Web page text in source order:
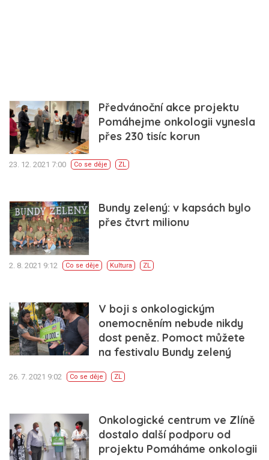
Předvánoční akce projektu
Pomáhejme onkologii vynesla
přes 230 tisíc korun
23. 12. 2021 7:00 Co se děje ZL
Bundy zelený: v kapsách bylo
přes čtvrt milionu
2. 8. 2021 9:12 Co se děje Kultura ZL
V boji s onkologickým
onemocněním nebude nikdy
dost peněz. Pomoct můžete
na festivalu Bundy zelený
26. 7. 2021 9:02 Co se děje ZL
Onkologické centrum ve Zlíně
dostalo další podporu od
projektu Pomáháme onkologii